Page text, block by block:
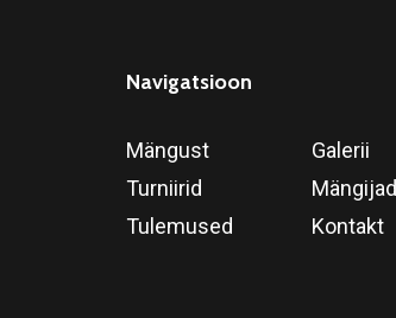
Navigatsioon
Mängust
Turniirid
Tulemused
Galerii
Mängijad
Kontakt